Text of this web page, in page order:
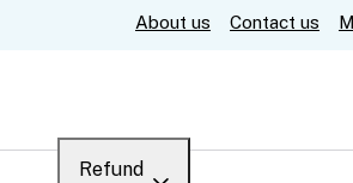
About us Contact us
Refund